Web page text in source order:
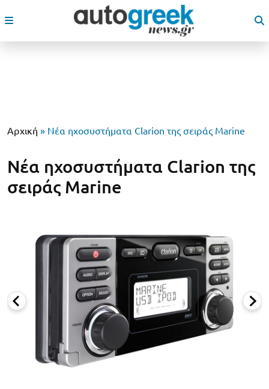
Αρχική » Νέα ηχοσυστήματα Clarion της σειράς Marine
Νέα ηχοσυστήματα Clarion της
σειράς Marine